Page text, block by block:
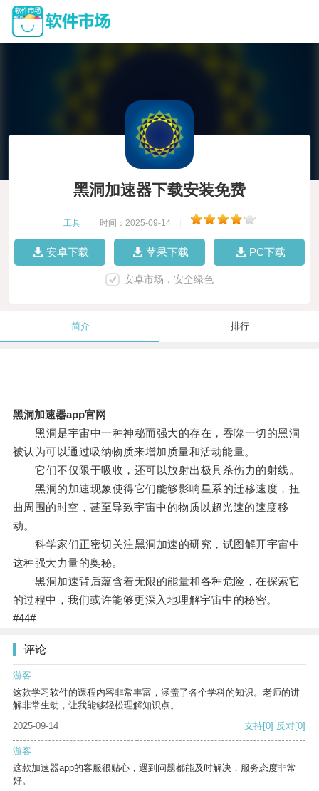
黑洞加速器下载安装免费
工具 时间：2025-09-14
安卓下载 苹果下载 PC下载
安卓市场，安全绿色
简介 排行
黑洞加速器app官网
黑洞是宇宙中一种神秘而强大的存在，吞噬一切的黑洞
被认为可以通过吸纳物质来增加质量和活动能量。
它们不仅限于吸收，还可以放射出极具杀伤力的射线。
黑洞的加速现象使得它们能够影响星系的迁移速度，扭
曲周围的时空，甚至导致宇宙中的物质以超光速的速度移
动。
科学家们正密切关注黑洞加速的研究，试图解开宇宙中
这种强大力量的奥秘。
黑洞加速背后蕴含着无限的能量和各种危险，在探索它
的过程中，我们或许能够更深入地理解宇宙中的秘密。
#44#
评论
游客
这款学习软件的课程内容非常丰富，涵盖了各个学科的知识。老师的讲
解非常生动，让我能够轻松理解知识点。
2025-09-14
支持[0] 反对[0]
游客
这款加速器app的客服很贴心，遇到问题都能及时解决，服务态度非常
好。